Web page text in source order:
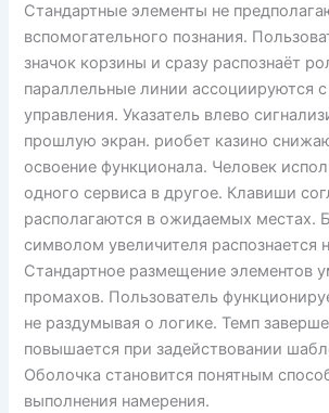
Стандартные элементы не
вспомогательного познания.
значок корзины и сразу распознаёт
параллельные линии ассоциируются
управления. Указатель влево
прошлую экран. риобет казино
освоение функционала. Человек
одного сервиса в другое. Клавиши
располагаются в ожидаемых местах.
символом увеличителя распознается
Стандартное размещение элементов
промахов. Пользователь
не раздумывая о логике. Темп
повышается при задействовании
Оболочка становится понятным
выполнения намерения.